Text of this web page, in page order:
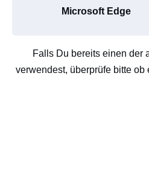
Microsoft Edge
Falls Du bereits einen der
verwendest, überprüfe bitte ob